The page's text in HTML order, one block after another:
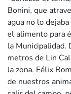
Bonini, que
agua no lo
el alimento para
la Municipalidad.
metros de Lin
la zona. Félix
de nuestros